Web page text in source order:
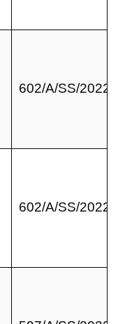
602/A/SS/2022
602/A/SS/2022